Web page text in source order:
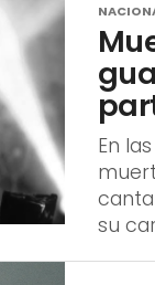
En
su